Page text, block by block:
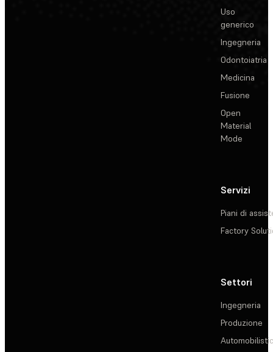
Uso
generico
Ingegneria
Odontoiatria
Medicina
Fusione
Open
Material
Mode
Servizi
Piani di
Factory
Settori
Ingegneria
Produzione